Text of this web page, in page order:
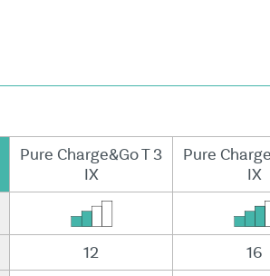
Pure Charge&Go T 3
IX
Pure
IX
12 16